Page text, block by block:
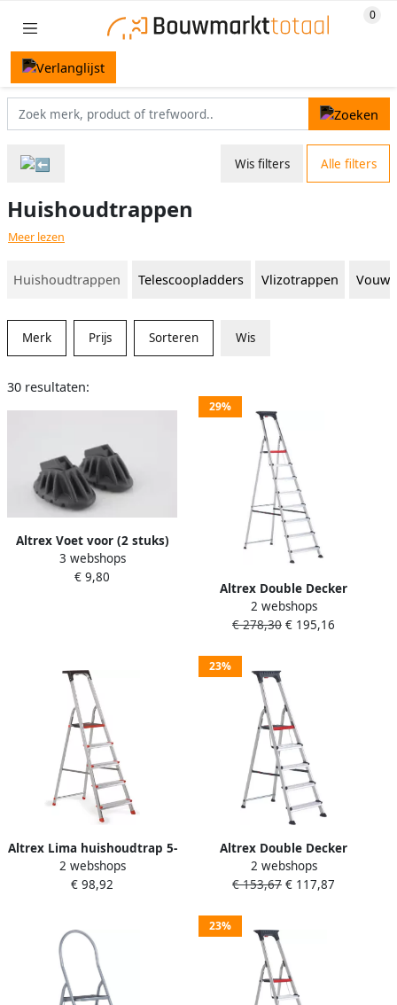
Wis filters Alle filters
Huishoudtrappen
Meer lezen
Huishoudtrappen Telescoopladders Vlizotrappen
Merk Prijs Sorteren Wis
30 resultaten:
Altrex Voet voor (2 stuks)
Double Decker
huishoudtrap 509028
3 webshops
€ 9,80
29%
Altrex Double Decker
huishoudtrap 7-treeds
501107
2 webshops
€ 278,30 € 195,16
Altrex Lima huishoudtrap 5-
treeds 508605
2 webshops
€ 98,92
23%
Altrex Double Decker
huishoudtrap 5-treeds
501105
2 webshops
€ 153,67 € 117,87
23%